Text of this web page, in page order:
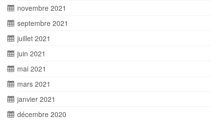
novembre 2021
septembre 2021
juillet 2021
juin 2021
mai 2021
mars 2021
janvier 2021
décembre 2020